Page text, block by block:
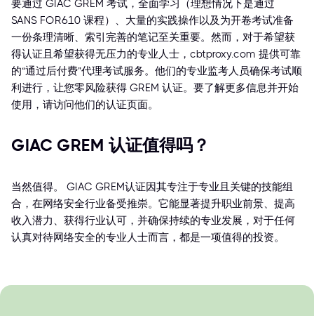
要通过 GIAC GREM 考试，全面学习（理想情况下是通过
SANS FOR610 课程）、大量的实践操作以及为开卷考试准备
一份条理清晰、索引完善的笔记至关重要。然而，对于希望获
得认证且希望获得无压力的专业人士，cbtproxy.com 提供可靠
的“通过后付费”代理考试服务。他们的专业监考人员确保考试顺
利进行，让您零风险获得 GREM 认证。要了解更多信息并开始
使用，请访问他们的认证页面。
GIAC GREM 认证值得吗？
当然值得。 GIAC GREM认证因其专注于专业且关键的技能组
合，在网络安全行业备受推崇。它能显著提升职业前景、提高
收入潜力、获得行业认可，并确保持续的专业发展，对于任何
认真对待网络安全的专业人士而言，都是一项值得的投资。